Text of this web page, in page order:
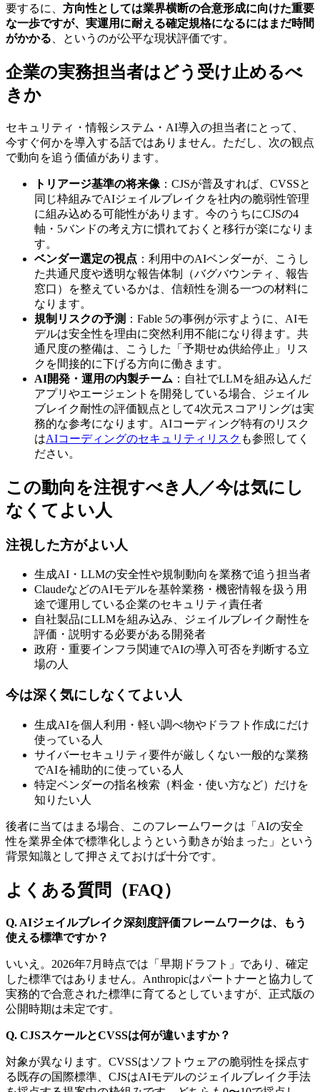
要するに、 方向性としては業界横断の合意形成に向けた重要
な一歩ですが、実運用に耐える確定規格になるにはまだ時間
がかかる 、というのが公平な現状評価です。
企業の実務担当者はどう受け止めるべ
きか
セキュリティ・情報システム・AI導入の担当者にとって、
今すぐ何かを導入する話ではありません。ただし、次の観点
で動向を追う価値があります。
トリアージ基準の将来像 ：CJSが普及すれば、CVSSと
同じ枠組みでAIジェイルブレイクを社内の脆弱性管理
に組み込める可能性があります。今のうちにCJSの4
軸・5バンドの考え方に慣れておくと移行が楽になりま
す。
ベンダー選定の視点 ：利用中のAIベンダーが、こうし
た共通尺度や透明な報告体制（バグバウンティ、報告
窓口）を整えているかは、信頼性を測る一つの材料に
なります。
規制リスクの予測 ：Fable 5の事例が示すように、AIモ
デルは安全性を理由に突然利用不能になり得ます。共
通尺度の整備は、こうした「予期せぬ供給停止」リス
クを間接的に下げる方向に働きます。
AI開発・運用の内製チーム ：自社でLLMを組み込んだ
アプリやエージェントを開発している場合、ジェイル
ブレイク耐性の評価観点として4次元スコアリングは実
務的な参考になります。AIコーディング特有のリスク
はAIコーディングのセキュリティリスク も参照してく
ださい。
この動向を注視すべき人／今は気にし
なくてよい人
注視した方がよい人
生成AI・LLMの安全性や規制動向を業務で追う担当者
ClaudeなどのAIモデルを基幹業務・機密情報を扱う用
途で運用している企業のセキュリティ責任者
自社製品にLLMを組み込み、ジェイルブレイク耐性を
評価・説明する必要がある開発者
政府・重要インフラ関連でAIの導入可否を判断する立
場の人
今は深く気にしなくてよい人
生成AIを個人利用・軽い調べ物やドラフト作成にだけ
使っている人
サイバーセキュリティ要件が厳しくない一般的な業務
でAIを補助的に使っている人
特定ベンダーの指名検索（料金・使い方など）だけを
知りたい人
後者に当てはまる場合、このフレームワークは「AIの安全
性を業界全体で標準化しようという動きが始まった」という
背景知識として押さえておけば十分です。
よくある質問（FAQ）
Q. AIジェイルブレイク深刻度評価フレームワークは、もう
使える標準ですか？
いいえ。2026年7月時点では「早期ドラフト」であり、確定
した標準ではありません。Anthropicはパートナーと協力して
実務的で合意された標準に育てるとしていますが、正式版の
公開時期は未定です。
Q. CJSスケールとCVSSは何が違いますか？
対象が異なります。CVSSはソフトウェアの脆弱性を採点す
る既存の国際標準、CJSはAIモデルのジェイルブレイク手法